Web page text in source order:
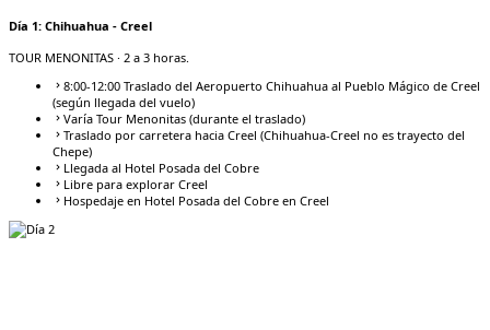
Día 1: Chihuahua - Creel
TOUR MENONITAS · 2 a 3 horas.
8:00-12:00 Traslado del Aeropuerto Chihuahua al Pueblo Mágico de Creel
(según llegada del vuelo)
Varía Tour Menonitas (durante el traslado)
Traslado por carretera hacia Creel (Chihuahua-Creel no es trayecto del
Chepe)
Llegada al Hotel Posada del Cobre
Libre para explorar Creel
Hospedaje en Hotel Posada del Cobre en Creel